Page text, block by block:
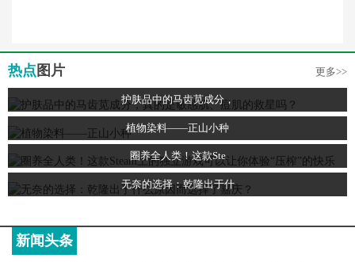
热点 图片 更多>>
护肤品中的马齿苋成分，
植物染料——正山小种
圈养全人类！这款Ste
无奈的选择：乾隆出于什
新闻头条